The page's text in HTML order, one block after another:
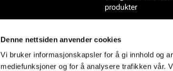
Denne nettsiden anvender cookies
Vi bruker informasjonskapsler for å gi innhold og
mediefunksjoner og for å analysere trafikken vår.
produkter